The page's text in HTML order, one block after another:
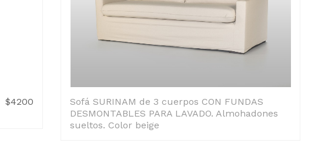
$4200
Sofá SURINAM de 3 cuerpos CON FUNDAS
DESMONTABLES PARA LAVADO. Almohadones
sueltos. Color beige